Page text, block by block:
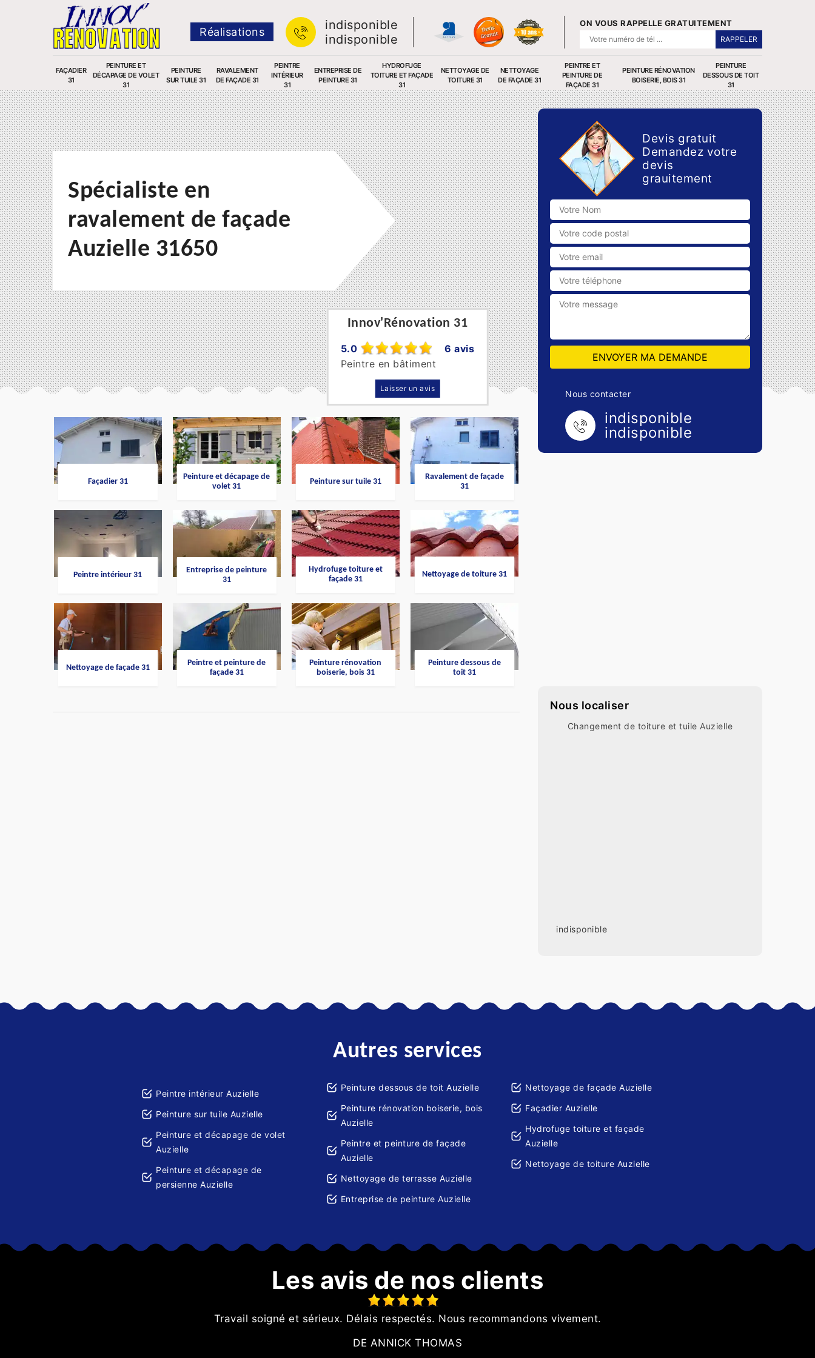
Réalisations
indisponible
indisponible
ON VOUS RAPPELLE GRATUITEMENT
FAÇADIER
31
PEINTURE ET
DÉCAPAGE DE VOLET
31
PEINTURE
SUR TUILE 31
RAVALEMENT
DE FAÇADE 31
PEINTRE
INTÉRIEUR
31
ENTREPRISE DE
PEINTURE 31
HYDROFUGE
TOITURE ET FAÇADE
31
NETTOYAGE DE
TOITURE 31
NETTOYAGE
DE FAÇADE 31
PEINTRE ET
PEINTURE DE
FAÇADE 31
PEINTURE RÉNOVATION
BOISERIE, BOIS 31
PEINTURE
DESSOUS DE TOIT
31
Innov'Rénovation 31
5.0
6 avis
Peintre en bâtiment
Laisser un avis
Spécialiste en
ravalement de façade
Auzielle 31650
Façadier 31
Peinture et décapage de
volet 31
Peinture sur tuile 31
Ravalement de façade
31
Peintre intérieur 31
Entreprise de peinture
31
Hydrofuge toiture et
façade 31
Nettoyage de toiture 31
Nettoyage de façade 31
Peintre et peinture de
façade 31
Peinture rénovation
boiserie, bois 31
Peinture dessous de
toit 31
Devis gratuit
Demandez votre
devis
grauitement
Nous contacter
indisponible
indisponible
Nous localiser
Changement de toiture et tuile Auzielle
indisponible
Autres services
Peintre intérieur Auzielle
Peinture sur tuile Auzielle
Peinture et décapage de volet
Auzielle
Peinture et décapage de
persienne Auzielle
Peinture dessous de toit Auzielle
Peinture rénovation boiserie, bois
Auzielle
Peintre et peinture de façade
Auzielle
Nettoyage de terrasse Auzielle
Entreprise de peinture Auzielle
Nettoyage de façade Auzielle
Façadier Auzielle
Hydrofuge toiture et façade
Auzielle
Nettoyage de toiture Auzielle
Les avis de nos clients
Travail soigné et sérieux. Délais respectés. Nous recommandons vivement.
DE ANNICK THOMAS